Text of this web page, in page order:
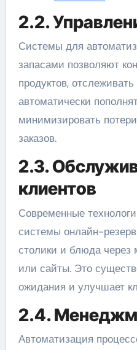
2.2.
Системы для
запасами позволяют
продуктов,
автоматически
минимизировать
заказов.
2.3.
клиентов
Современные
системы онлайн-
столики и блюда
или сайты. Это
ожидания и улучшает
2.4.
Автоматизация